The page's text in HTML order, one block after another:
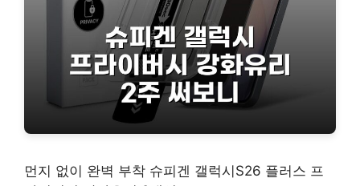
먼지 없이 완벽 부착 슈피겐 갤럭시S26 플러스 프